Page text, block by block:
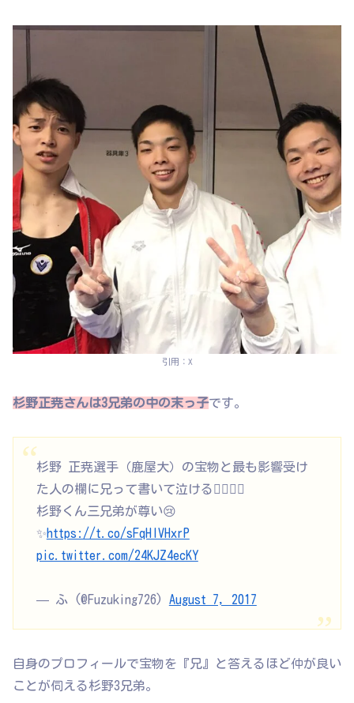
引用：X
杉野正尭さんは3兄弟の中の末っ子です。
杉野 正尭選手（鹿屋大）の宝物と最も影響受け
た人の欄に兄って書いて泣ける🤦🏻‍♀️✨
杉野くん三兄弟が尊い😢
✨https://t.co/sFqHlVHxrP
pic.twitter.com/24KJZ4ecKY
— ふ (@Fuzuking726) August 7, 2017
自身のプロフィールで宝物を『兄』と答えるほど仲が良い
ことが伺える杉野3兄弟。